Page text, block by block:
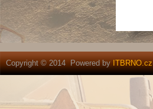
Copyright © 2014 Powered byITBRNO.cz